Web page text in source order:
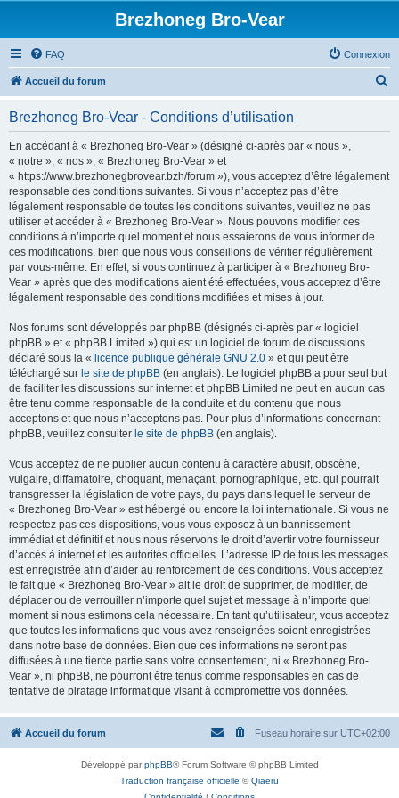
Brezhoneg Bro-Vear
FAQ Connexion
Accueil du forum
Brezhoneg Bro-Vear - Conditions d’utilisation
En accédant à « Brezhoneg Bro-Vear » (désigné ci-après par « nous »,
« notre », « nos », « Brezhoneg Bro-Vear » et
« https://www.brezhonegbrovear.bzh/forum »), vous acceptez d’être légalement
responsable des conditions suivantes. Si vous n’acceptez pas d’être
légalement responsable de toutes les conditions suivantes, veuillez ne pas
utiliser et accéder à « Brezhoneg Bro-Vear ». Nous pouvons modifier ces
conditions à n’importe quel moment et nous essaierons de vous informer de
ces modifications, bien que nous vous conseillons de vérifier régulièrement
par vous-même. En effet, si vous continuez à participer à « Brezhoneg Bro-
Vear » après que des modifications aient été effectuées, vous acceptez d’être
légalement responsable des conditions modifiées et mises à jour.
Nos forums sont développés par phpBB (désignés ci-après par « logiciel
phpBB » et « phpBB Limited ») qui est un logiciel de forum de discussions
déclaré sous la « licence publique générale GNU 2.0 » et qui peut être
téléchargé sur le site de phpBB (en anglais). Le logiciel phpBB a pour seul but
de faciliter les discussions sur internet et phpBB Limited ne peut en aucun cas
être tenu comme responsable de la conduite et du contenu que nous
acceptons et que nous n’acceptons pas. Pour plus d’informations concernant
phpBB, veuillez consulter le site de phpBB (en anglais).
Vous acceptez de ne publier aucun contenu à caractère abusif, obscène,
vulgaire, diffamatoire, choquant, menaçant, pornographique, etc. qui pourrait
transgresser la législation de votre pays, du pays dans lequel le serveur de
« Brezhoneg Bro-Vear » est hébergé ou encore la loi internationale. Si vous ne
respectez pas ces dispositions, vous vous exposez à un bannissement
immédiat et définitif et nous nous réservons le droit d’avertir votre fournisseur
d’accès à internet et les autorités officielles. L’adresse IP de tous les messages
est enregistrée afin d’aider au renforcement de ces conditions. Vous acceptez
le fait que « Brezhoneg Bro-Vear » ait le droit de supprimer, de modifier, de
déplacer ou de verrouiller n’importe quel sujet et message à n’importe quel
moment si nous estimons cela nécessaire. En tant qu’utilisateur, vous acceptez
que toutes les informations que vous avez renseignées soient enregistrées
dans notre base de données. Bien que ces informations ne seront pas
diffusées à une tierce partie sans votre consentement, ni « Brezhoneg Bro-
Vear », ni phpBB, ne pourront être tenus comme responsables en cas de
tentative de piratage informatique visant à compromettre vos données.
Accueil du forum Fuseau horaire sur UTC+02:00
Développé parphpBB® Forum Software © phpBB Limited
Traduction française officielle ©Qiaeru